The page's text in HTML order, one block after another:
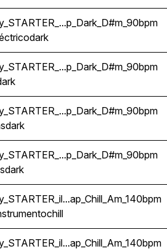
dark
dark
dark
chill